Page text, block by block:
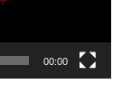
00:00